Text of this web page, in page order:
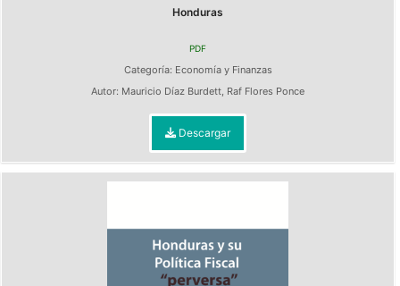
Honduras
PDF
Categoría: Economía y Finanzas
Autor: Mauricio Díaz Burdett, Raf Flores Ponce
Descargar